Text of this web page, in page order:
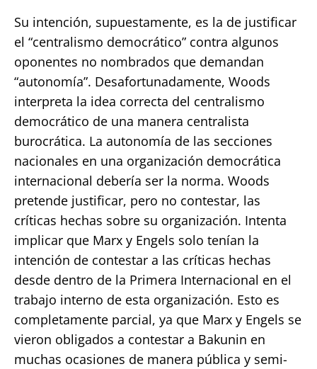
Su intención, supuestamente, es la de justificar
el “centralismo democrático” contra algunos
oponentes no nombrados que demandan
“autonomía”. Desafortunadamente, Woods
interpreta la idea correcta del centralismo
democrático de una manera centralista
burocrática. La autonomía de las secciones
nacionales en una organización democrática
internacional debería ser la norma. Woods
pretende justificar, pero no contestar, las
críticas hechas sobre su organización. Intenta
implicar que Marx y Engels solo tenían la
intención de contestar a las críticas hechas
desde dentro de la Primera Internacional en el
trabajo interno de esta organización. Esto es
completamente parcial, ya que Marx y Engels se
vieron obligados a contestar a Bakunin en
muchas ocasiones de manera pública y semi-